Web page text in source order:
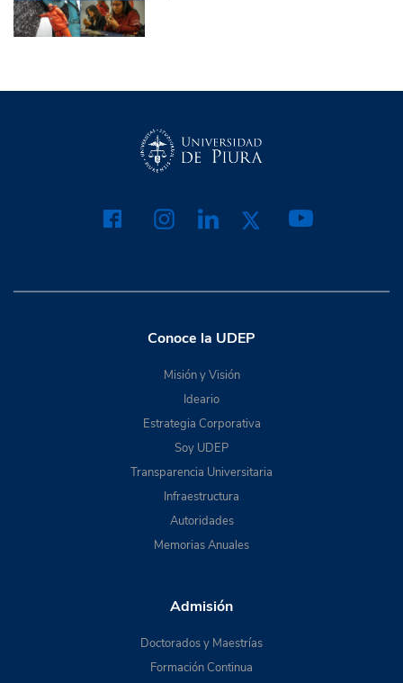
Conoce la UDEP
Misión y Visión
Ideario
Estrategia Corporativa
Soy UDEP
Transparencia Universitaria
Infraestructura
Autoridades
Memorias Anuales
Admisión
Doctorados y Maestrías
Formación Continua